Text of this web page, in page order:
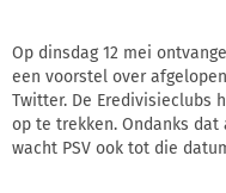
Op dinsdag 12 mei
een voorstel over
Twitter. De Eredivisieclubs
op te trekken. Ondanks
wacht PSV ook tot die